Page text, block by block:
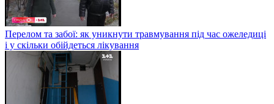
Перелом та забої: як уникнути травмування під час ожеледиці
і у скільки обійдеться лікування